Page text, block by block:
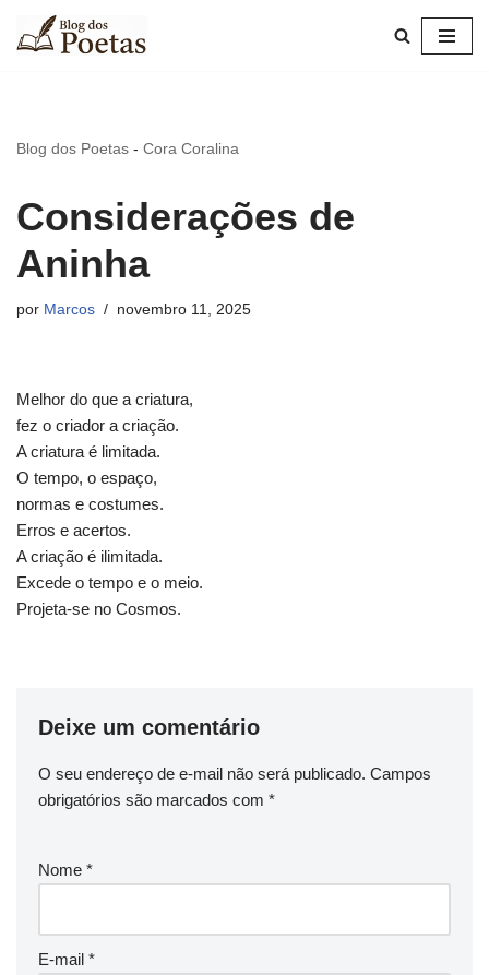
Pular
Blog dos Poetas - Cora Coralina
Considerações de
Aninha
por Marcos novembro 11, 2025
Melhor do que a criatura,
fez o criador a criação.
A criatura é limitada.
O tempo, o espaço,
normas e costumes.
Erros e acertos.
A criação é ilimitada.
Excede o tempo e o meio.
Projeta-se no Cosmos.
Deixe um comentário
O seu endereço de e-mail não será publicado. Campos
obrigatórios são marcados com *
Nome *
E-mail *